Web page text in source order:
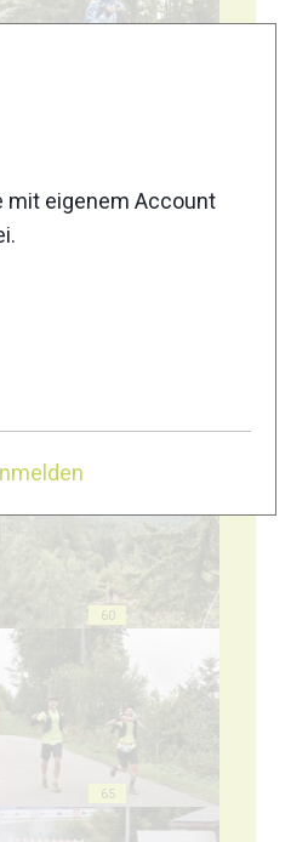
55
60
65
mit eigenem Account